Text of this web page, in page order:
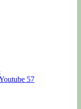
57